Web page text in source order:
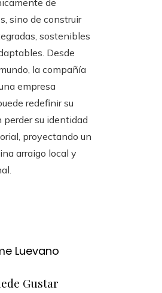
de
sino de construir
sostenibles
Desde
la compañía
empresa
redefinir su
su identidad
proyectando un
arraigo local y
Luevano
Gustar